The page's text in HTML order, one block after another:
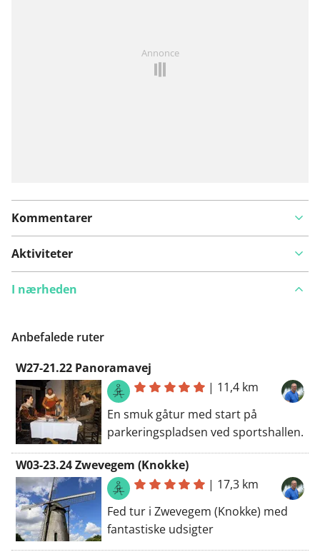
Annonce
Kommentarer
Aktiviteter
I nærheden
Anbefalede ruter
W27-21.22 Panoramavej
| 11,4 km
En smuk gåtur med start på
parkeringspladsen ved sportshallen.
W03-23.24 Zwevegem (Knokke)
| 17,3 km
Fed tur i Zwevegem (Knokke) med
fantastiske udsigter